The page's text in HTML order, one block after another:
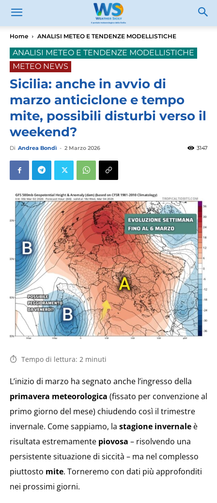
Home ANALISI METEO E TENDENZE MODELLISTICHE
ANALISI METEO E TENDENZE MODELLISTICHE
METEO NEWS
Sicilia: anche in avvio di
marzo anticiclone e tempo
mite, possibili disturbi verso il
weekend?
Di Andrea Bondì - 2 Marzo 2026 3147
Tempo di lettura: 2 minuti
L’inizio di marzo ha segnato anche l’ingresso della
primavera meteorologica (fissato per convenzione al
primo giorno del mese) chiudendo così il trimestre
invernale. Come sappiamo, la stagione invernale è
risultata estremamente piovosa – risolvendo una
persistente situazione di siccità – ma nel complesso
piuttosto mite. Torneremo con dati più approfonditi
nei prossimi giorni.